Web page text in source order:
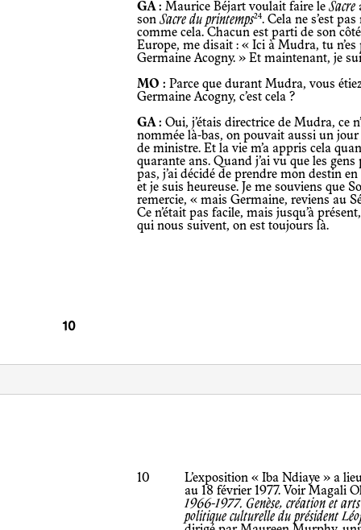
GA : Maurice Béjart voulait faire leSacre
sonSacre du printemps24. Cela ne s’est
comme cela. Chacun est parti de son
Europe, me disait : « Ici à Mudra, tu
Germaine Acogny. » Et maintenant, je
MO : Parce que durant Mudra, vous
Germaine Acogny, c’est cela ?
GA : Oui, j’étais directrice de Mudra, ce
nommée là-bas, on pouvait aussi un
de ministre. Et la vie m’a appris cela
quarante ans. Quand j’ai vu que les
pas, j’ai décidé de prendre mon destin
et je suis heureuse. Je me souviens que
remercie, « mais Germaine, reviens au
Ce n’était pas facile, mais jusqu’à
qui nous suivent, on est toujours là.
10
L’exposition « Iba Ndiaye » a
au 18 février 1977. Voir Magali
1966-1977. Genèse, création et
politique culturelle du président